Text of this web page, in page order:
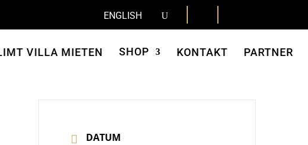
ENGLISH
VILLA MIETEN SHOP KONTAKT PARTNER
DATUM